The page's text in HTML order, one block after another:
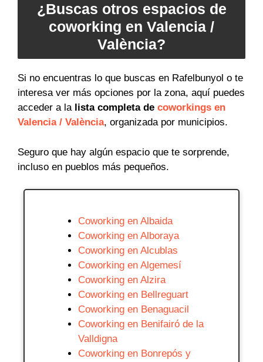
¿Buscas otros espacios de
coworking en Valencia /
València?
Si no encuentras lo que buscas en Rafelbunyol o te
interesa ver más opciones por la zona, aquí puedes
acceder a lalista completa de coworkings en
Valencia / València, organizada por municipios.
Seguro que hay algún espacio que te sorprende,
incluso en pueblos más pequeños.
Coworking en Albaida
Coworking en Alboraya
Coworking en Alcublas
Coworking en Algemesí
Coworking en Alzira
Coworking en Bellreguart
Coworking en Benaguacil
Coworking en Benifairó de la
Valldigna
Coworking en Bonrepós y